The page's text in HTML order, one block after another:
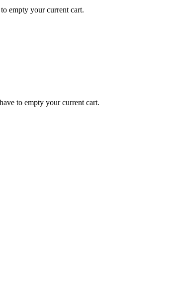
empty your current cart.
to empty your current cart.